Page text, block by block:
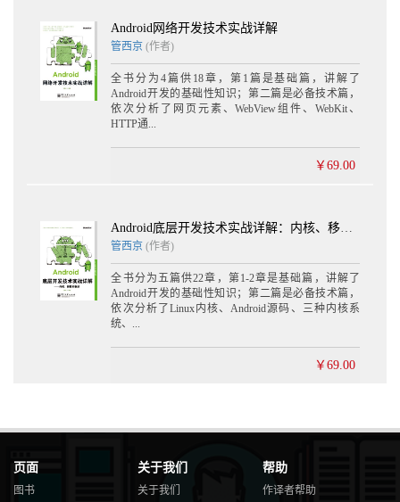
Android网络开发技术实战详解
管西京 (作者)
全书分为4篇供18章，第1篇是基础篇，讲解了
Android开发的基础性知识；第二篇是必备技术篇，
依次分析了网页元素、WebView组件、WebKit、
HTTP通...
￥69.00
Android底层开发技术实战详解：内核、移植和驱动
管西京 (作者)
全书分为五篇供22章，第1-2章是基础篇，讲解了
Android开发的基础性知识；第二篇是必备技术篇，
依次分析了Linux内核、Android源码、三种内核系
统、...
￥69.00
页面
图书
关于我们
关于我们
帮助
作译者帮助